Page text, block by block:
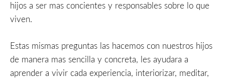
hijos a ser mas concientes y responsables sobre lo que
viven.
Estas mismas preguntas las hacemos con nuestros hijos
de manera mas sencilla y concreta, les ayudara a
aprender a vivir cada experiencia, interiorizar, meditar,